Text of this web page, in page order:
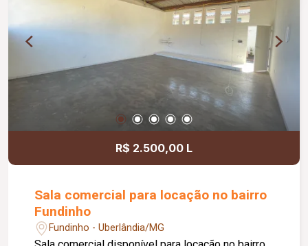
áreas comuns, copa, DML (Depósito de Material
de Limpeza), sistema de ronda, alarme, câmeras
de segurança e internet disponível. Como
diferencial, existe a possibilidade de ampliação
da área da sala, conforme a necessidade do
locatário. Entre em contato para mais
informações e agende uma visita.
R$ 2.500,00 L
Sala comercial para locação no bairro
Fundinho
Fundinho - Uberlândia/MG